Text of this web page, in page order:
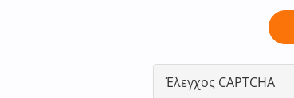
Έλεγχος CAPTCHA